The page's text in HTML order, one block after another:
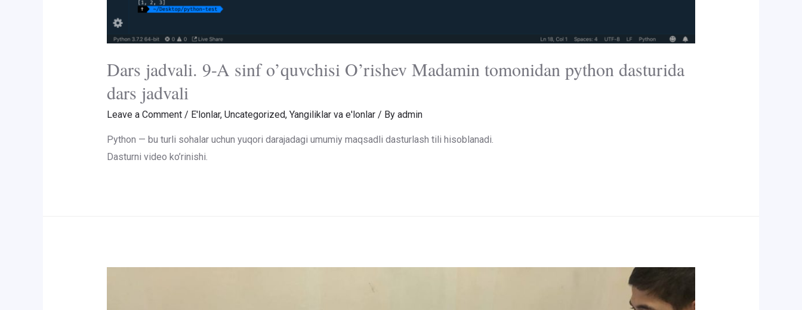
Dars jadvali. 9-A sinf o’quvchisi O’rishev Madamin tomonidan python dasturida
dars jadvali
Leave a Comment / E'lonlar, Uncategorized, Yangiliklar va e'lonlar/ By admin
Python — bu turli sohalar uchun yuqori darajadagi umumiy maqsadli dasturlash tili hisoblanadi.
Dasturni video ko’rinishi.